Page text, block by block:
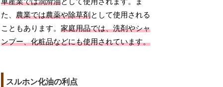
車産業では潤滑油として使用されます。ま
た、農業では農薬や除草剤として使用される
こともあります。家庭用品では、洗剤やシャ
ンプー、化粧品などにも使用されています。
スルホン化油の利点